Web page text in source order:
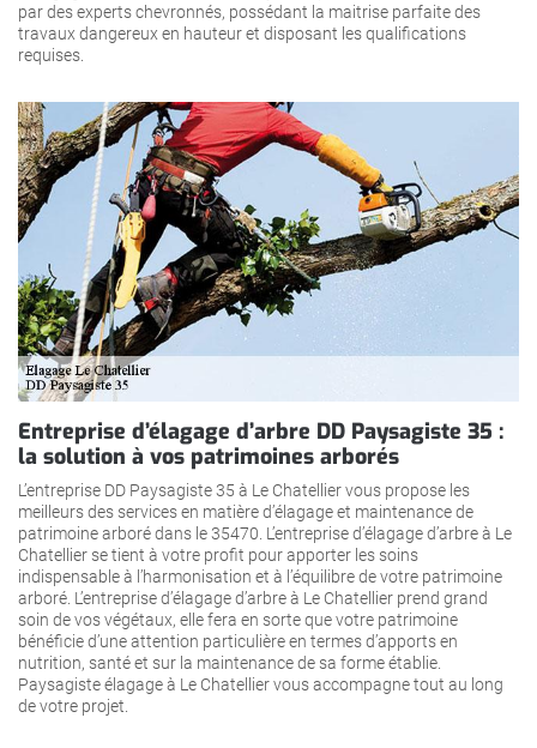
par des experts chevronnés, possédant la maitrise parfaite des
travaux dangereux en hauteur et disposant les qualifications
requises.
Entreprise d’élagage d’arbre DD Paysagiste 35 :
la solution à vos patrimoines arborés
L’entreprise DD Paysagiste 35 à Le Chatellier vous propose les
meilleurs des services en matière d’élagage et maintenance de
patrimoine arboré dans le 35470. L’entreprise d’élagage d’arbre à Le
Chatellier se tient à votre profit pour apporter les soins
indispensable à l’harmonisation et à l’équilibre de votre patrimoine
arboré. L’entreprise d’élagage d’arbre à Le Chatellier prend grand
soin de vos végétaux, elle fera en sorte que votre patrimoine
bénéficie d’une attention particulière en termes d’apports en
nutrition, santé et sur la maintenance de sa forme établie.
Paysagiste élagage à Le Chatellier vous accompagne tout au long
de votre projet.